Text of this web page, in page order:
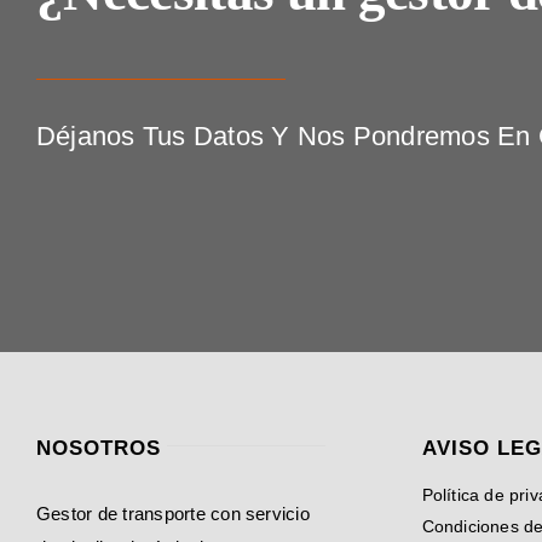
Déjanos Tus Datos Y Nos Pondremos
NOSOTROS
Gestor de transporte con servicio
AVISO
Política de
Condiciones